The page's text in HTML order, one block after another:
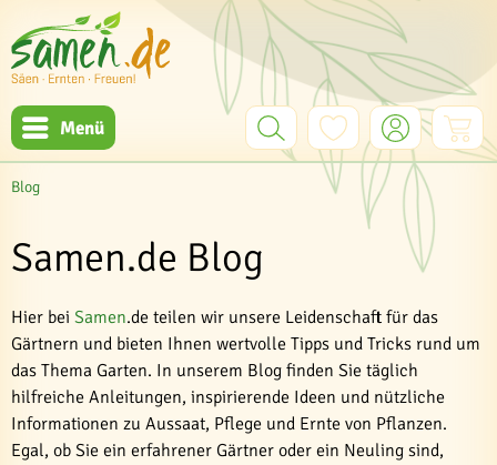
Menü
Blog
Samen.de Blog
Hier bei Samen.de teilen wir unsere Leidenschaft für das
Gärtnern und bieten Ihnen wertvolle Tipps und Tricks rund um
das Thema Garten. In unserem Blog finden Sie täglich
hilfreiche Anleitungen, inspirierende Ideen und nützliche
Informationen zu Aussaat, Pflege und Ernte von Pflanzen.
Egal, ob Sie ein erfahrener Gärtner oder ein Neuling sind,